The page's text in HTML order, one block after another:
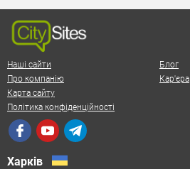
Наші сайти
Блог
Про компанію
Кар'єра
Карта сайту
Політика конфіденційності
Харків